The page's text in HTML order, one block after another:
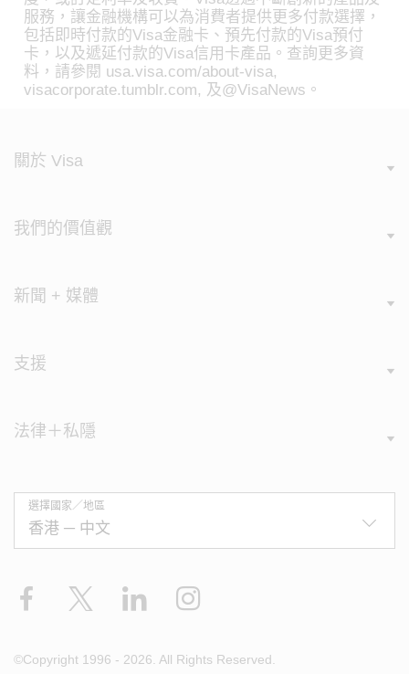
服務，讓金融機構可以為消費者提供更多付款選擇，
包括即時付款的Visa金融卡、預先付款的Visa預付
卡，以及遞延付款的Visa信用卡產品。查詢更多資
料，請參閱 usa.visa.com/about-visa,
visacorporate.tumblr.com, 及@VisaNews。
關於 Visa
我們的價值觀
新聞 + 媒體
支援
法律＋私隱
選擇國家／地區
Facebook LinkedIn
©Copyright 1996 - 2026. All Rights Reserved.